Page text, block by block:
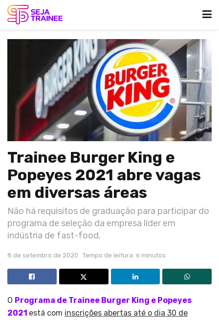
Trainee Burger King e
Popeyes 2021 abre vagas
em diversas áreas
Não há requisitos de graduação para participar do
programa de seleção da empresa líder em
indústria de fast-food.
8 de setembro de 2020 Tempo de leitura: 6 minutos
O Programa de Trainee Burger King e Popeyes
2021 está com inscrições abertas até o dia 30 de